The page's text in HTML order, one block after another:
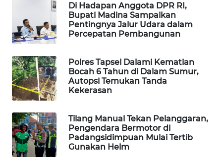
Di Hadapan Anggota DPR RI,
Bupati Madina Sampaikan
Pentingnya Jalur Udara dalam
Percepatan Pembangunan
Polres Tapsel Dalami Kematian
Bocah 6 Tahun di Dalam Sumur,
Autopsi Temukan Tanda
Kekerasan
Tilang Manual Tekan Pelanggaran,
Pengendara Bermotor di
Padangsidimpuan Mulai Tertib
Gunakan Helm
MARTABAT
NET
PLN
WATCH
LPKKI
LKKI